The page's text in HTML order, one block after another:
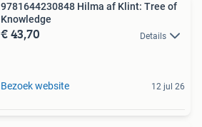
9781644230848 Hilma af Klint: Tree of
Knowledge
€ 43,70 Details
Bezoek website 12 jul 26